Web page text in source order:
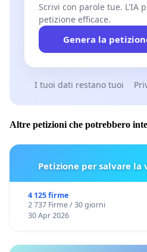
Scrivi con parole tue. L'IA
petizione efficace.
Genera la
I tuoi dati restano tuoi
Altre petizioni che potrebbero
Petizione per salvare
4 125 firme
2 737 Firme / 30 giorni
30 Apr 2026